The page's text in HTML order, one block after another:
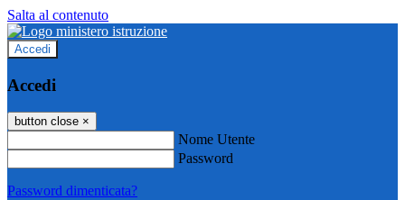
Salta al contenuto
Accedi
Accedi
button close ×
Nome Utente
Password
Password dimenticata?